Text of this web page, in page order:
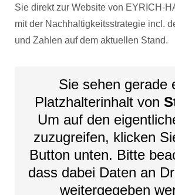
Sie direkt zur Website von EYRICH-
mit der Nachhaltigkeitsstrategie incl.
und Zahlen auf dem aktuellen Stand.
Sie sehen gerade
Platzhalterinhalt von
Um auf den
zuzugreifen, klicken
Button unten. Bitte
dass dabei Daten an
weitergegeben